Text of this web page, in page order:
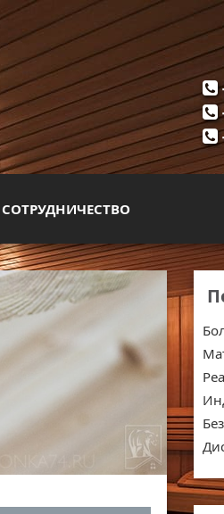
СОТРУДНИЧЕСТВО